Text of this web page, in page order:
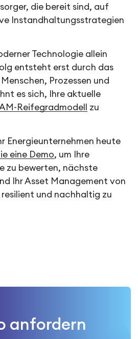
die bereit sind, auf
Instandhaltungsstrategien
Technologie allein
entsteht erst durch das
Prozessen und
es sich, Ihre aktuelle
Reifegradmodell
zu
Energieunternehmen heute
eine Demo, um Ihre
zu bewerten, nächste
Ihr Asset Management von
und nachhaltig zu
anfordern